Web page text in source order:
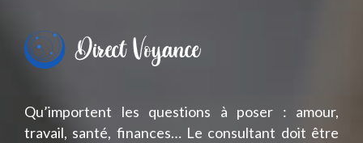
Qu’importent les questions à poser : amour,
travail, santé, finances… Le consultant doit être